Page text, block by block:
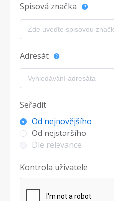
Spisová značka
Adresát
Seřadit
Od nejnovějšího
Od nejstaršího
Dle relevance
Kontrola uživatele